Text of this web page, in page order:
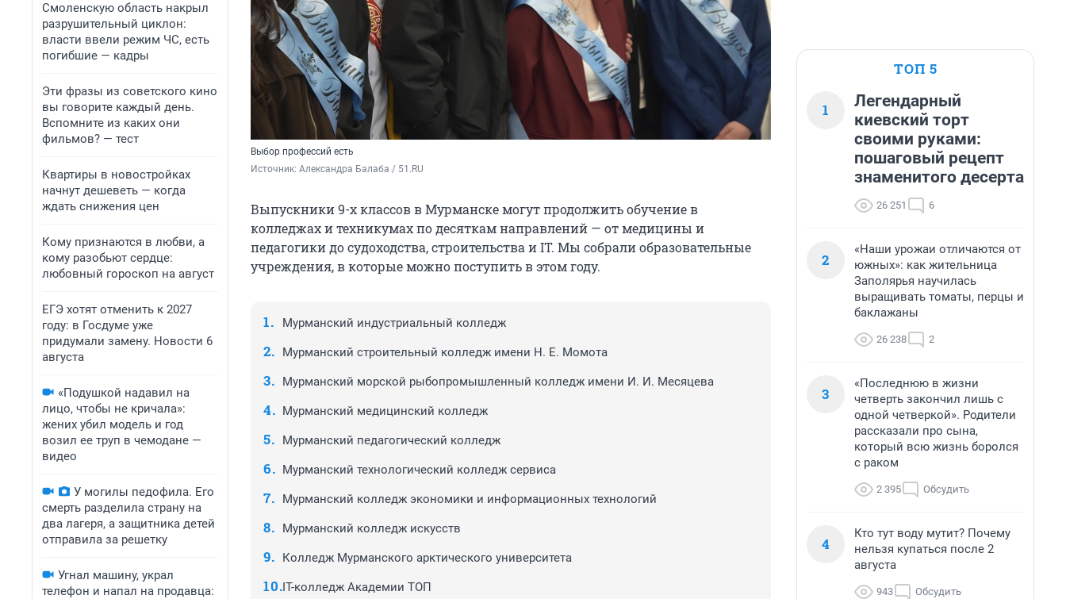
Смоленскую область накрыл
разрушительный циклон:
власти ввели режим ЧС, есть
погибшие — кадры
Эти фразы из советского кино
вы говорите каждый день.
Вспомните из каких они
фильмов? — тест
Квартиры в новостройках
начнут дешеветь — когда
ждать снижения цен
Кому признаются в любви, а
кому разобьют сердце:
любовный гороскоп на август
ЕГЭ хотят отменить к 2027
году: в Госдуме уже
придумали замену. Новости 6
августа
«Подушкой надавил на
лицо, чтобы не кричала»:
жених убил модель и год
возил ее труп в чемодане —
видео
У могилы педофила. Его
смерть разделила страну на
два лагеря, а защитника детей
отправила за решетку
Угнал машину, украл
телефон и напал на продавца:
Выбор профессий есть
Источник: Александра Балаба / 51.RU
Выпускники 9-х классов в Мурманске могут продолжить обучение в
колледжах и техникумах по десяткам направлений — от медицины и
педагогики до судоходства, строительства и IT. Мы собрали образовательные
учреждения, в которые можно поступить в этом году.
Мурманский индустриальный колледж
Мурманский строительный колледж имени Н. Е. Момота
Мурманский морской рыбопромышленный колледж имени И. И. Месяцева
Мурманский медицинский колледж
Мурманский педагогический колледж
Мурманский технологический колледж сервиса
Мурманский колледж экономики и информационных технологий
Мурманский колледж искусств
Колледж Мурманского арктического университета
IT-колледж Академии ТОП
ТОП 5
1
Легендарный
киевский торт
своими руками:
пошаговый рецепт
знаменитого десерта
26 251 6
2
«Наши урожаи отличаются от
южных»: как жительница
Заполярья научилась
выращивать томаты, перцы и
баклажаны
26 238 2
3
«Последнюю в жизни
четверть закончил лишь с
одной четверкой». Родители
рассказали про сына,
который всю жизнь боролся
с раком
2 395 Обсудить
4
Кто тут воду мутит? Почему
нельзя купаться после 2
августа
943 Обсудить